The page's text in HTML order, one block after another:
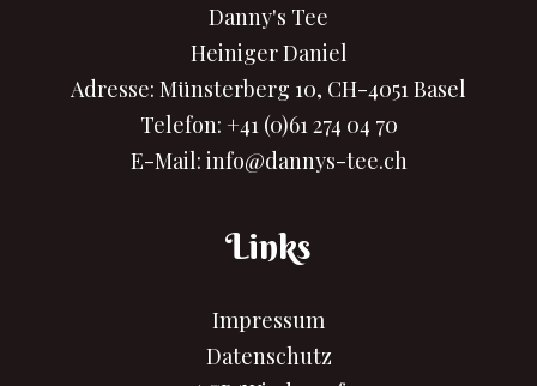
Danny's Tee
Heiniger Daniel
Adresse: Münsterberg 10, CH-4051 Basel
Telefon: +41 (0)61 274 04 70
E-Mail: info@dannys-tee.ch
Links
Impressum
Datenschutz